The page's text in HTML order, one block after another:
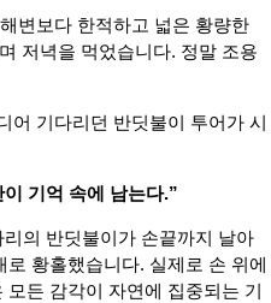
변보다 한적하고 넓은 황량한
저녁을 먹었습니다. 정말 조용
어 기다리던 반딧불이 투어가 시
기억 속에 남는다.”
의 반딧불이가 손끝까지 날아
황홀했습니다. 실제로 손 위에
든 감각이 자연에 집중되는 기